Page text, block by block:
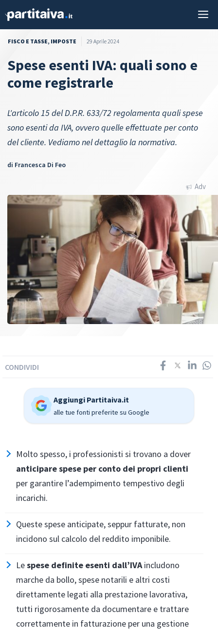
FISCO E TASSE, IMPOSTE 29 Aprile 2024
Spese esenti IVA: quali sono e
come registrarle
L'articolo 15 del D.P.R. 633/72 regolamenta quali spese
sono esenti da IVA, ovvero quelle effettuate per conto
del cliente. Vediamo nel dettaglio la normativa.
di Francesca Di Feo
Adv
CONDIVIDI
Aggiungi Partitaiva.it
alle tue fonti preferite su Google
Molto spesso, i professionisti si trovano a dover
anticipare spese per conto dei propri clienti
per garantire l’adempimento tempestivo degli
incarichi.
Queste spese anticipate, seppur fatturate, non
incidono sul calcolo del reddito imponibile.
Lespese definite esenti dall’IVAincludono
marche da bollo, spese notarili e altri costi
direttamente legati alla prestazione lavorativa,
tutti rigorosamente da documentare e trattare
correttamente in fatturazione per una gestione